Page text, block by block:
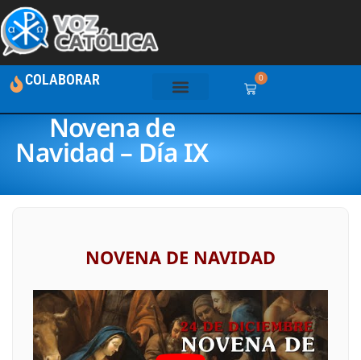
COLABORAR 0
Novena de
Navidad – Día IX
NOVENA DE NAVIDAD